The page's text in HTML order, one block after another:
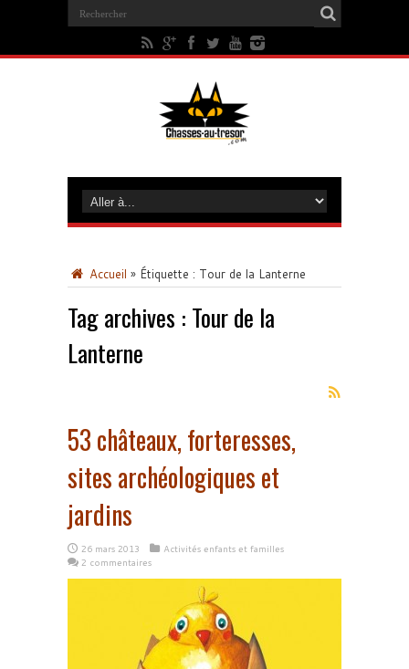
Accueil » Étiquette : Tour de la Lanterne
Tag archives : Tour de la
Lanterne
53 châteaux, forteresses,
sites archéologiques et
jardins
26 mars 2013
Activités enfants et familles
2 commentaires